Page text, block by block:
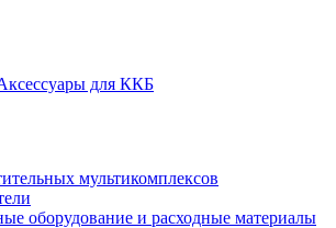
для ККБ
мультикомплексов
оборудование и расходные материалы